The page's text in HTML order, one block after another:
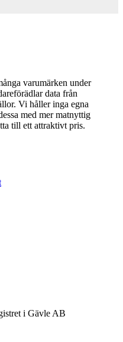
varumärken under
data från
Vi håller inga egna
med mer matnyttig
till ett attraktivt pris.
i Gävle AB